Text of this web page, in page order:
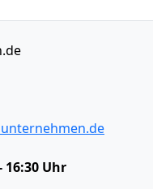
16:30 Uhr